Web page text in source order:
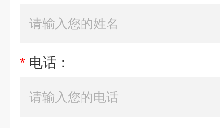
* 电话：